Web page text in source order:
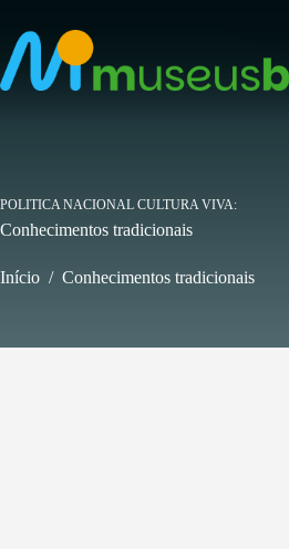
para
conteúdo
POLITICA NACIONAL CULTURA VIVA
Conhecimentos tradicionais
Início / Conhecimentos tradicionais